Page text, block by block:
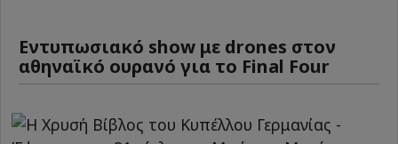
Εντυπωσιακό show με drones στον
αθηναϊκό ουρανό για το Final Four